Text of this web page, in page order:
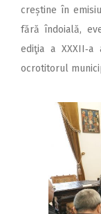
creștine în
fără îndoială,
ediţia a
ocrotitorul